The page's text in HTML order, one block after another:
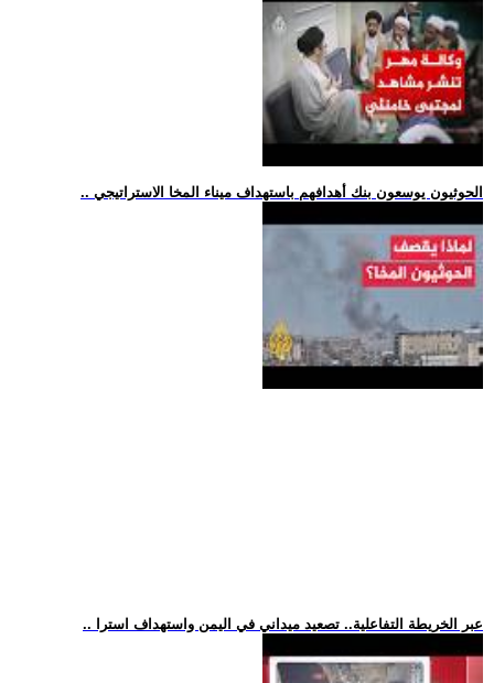
.. الحوثيون يوسعون بنك أهدافهم باستهداف ميناء المخا الاستراتيجي
.. عبر الخريطة التفاعلية.. تصعيد ميداني في اليمن واستهداف استرا